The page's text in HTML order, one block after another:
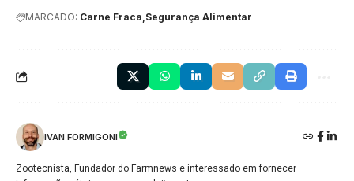
MARCADO: Carne Fraca Segurança Alimentar
IVAN FORMIGONI
Zootecnista, Fundador do Farmnews e interessado em fornecer